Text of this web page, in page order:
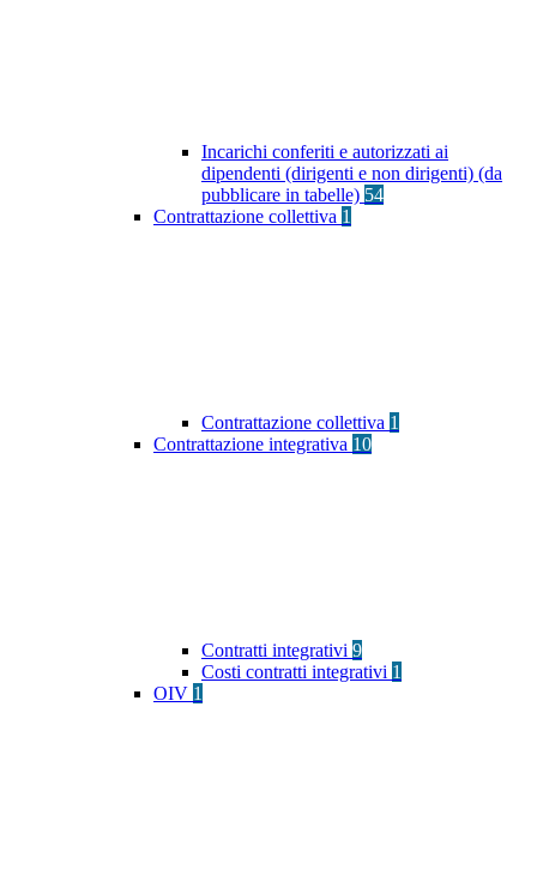
Incarichi conferiti e autorizzati ai
dipendenti (dirigenti e non dirigenti) (da
pubblicare in tabelle) 54
Contrattazione collettiva 1
Contrattazione collettiva 1
Contrattazione integrativa 10
Contratti integrativi 9
Costi contratti integrativi 1
OIV 1